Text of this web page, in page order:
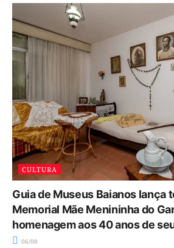
CULTURA
Guia de Museus Baianos lança
Memorial Mãe Menininha do
homenagem aos 40 anos de
06/08